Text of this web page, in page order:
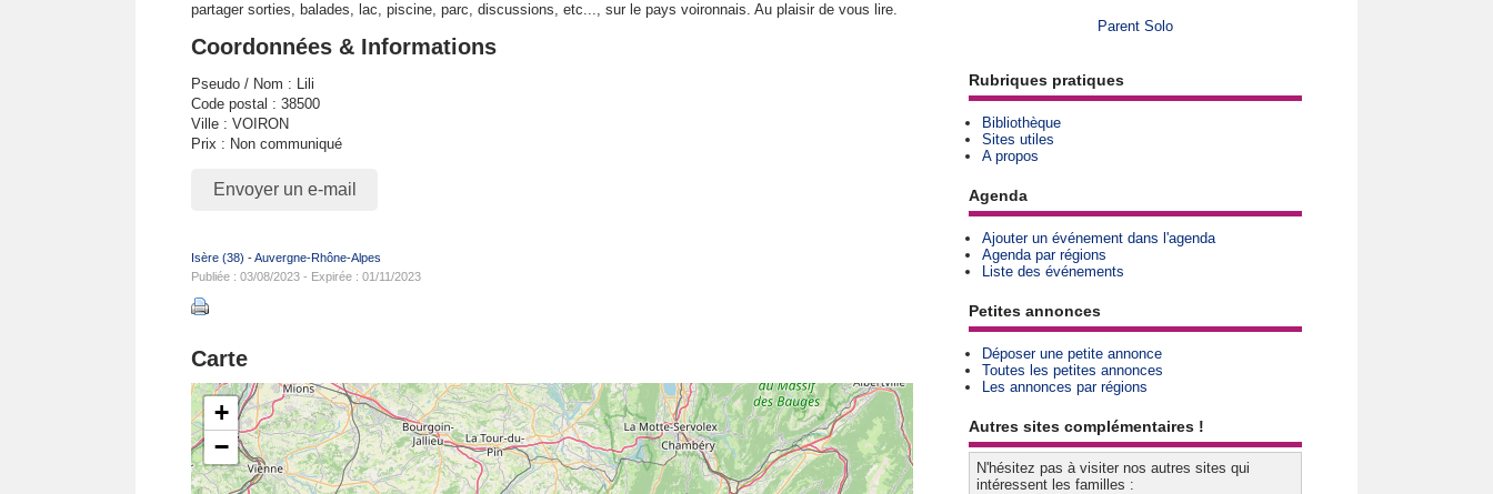
partager sorties, balades, lac, piscine, parc, discussions, etc..., sur le pays voironnais. Au plaisir de vous lire.
Coordonnées & Informations
Pseudo / Nom : Lili
Code postal : 38500
Ville : VOIRON
Prix : Non communiqué
Envoyer un e-mail
Isère (38) -Auvergne-Rhône-Alpes
Publiée : 03/08/2023 - Expirée : 01/11/2023
Carte
+
−
Parent Solo
Rubriques pratiques
Bibliothèque
Sites utiles
A propos
Agenda
Ajouter un événement dans l'agenda
Agenda par régions
Liste des événements
Petites annonces
Déposer une petite annonce
Toutes les petites annonces
Les annonces par régions
Autres sites complémentaires !
N'hésitez pas à visiter nos autres sites qui
intéressent les familles :